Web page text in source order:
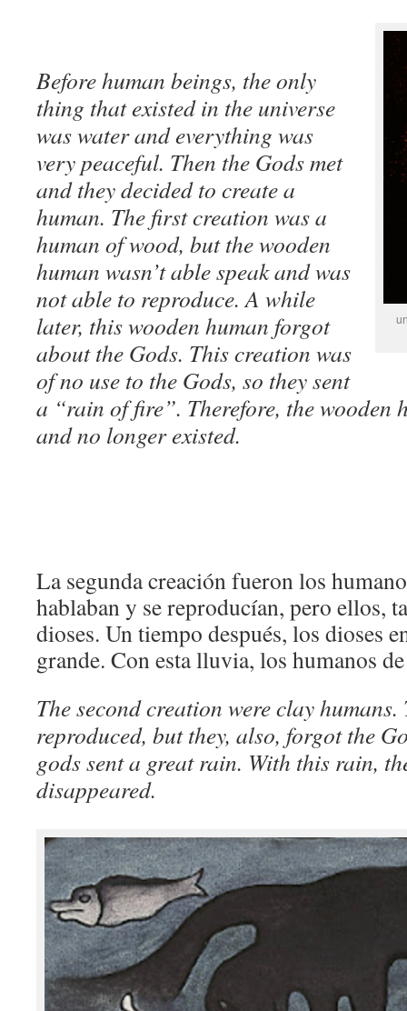
Before human beings, the only
thing that existed in the universe
was water and everything was
very peaceful. Then the Gods met
and they decided to create a
human. The first creation was a
human of wood, but the wooden
human wasn’t able speak and was
not able to reproduce. A while
later, this wooden human forgot
about the Gods. This creation was
of no use to the Gods, so they sent
a “rain of fire”. Therefore, the wooden
and no longer existed.
La segunda creación fueron los
hablaban y se reproducían, pero ellos,
dioses. Un tiempo después, los dioses
grande. Con esta lluvia, los humanos
The second creation were clay humans.
reproduced, but they, also, forgot the
gods sent a great rain. With this rain,
disappeared.